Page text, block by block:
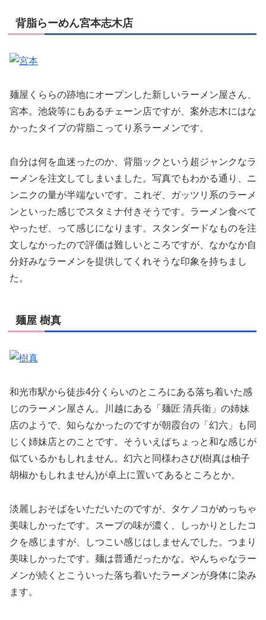
背脂らーめん宮本志木店
麺屋くららの跡地にオープンした新しいラーメン屋さん、
宮本。池袋等にもあるチェーン店ですが、案外志木にはな
かったタイプの背脂こってり系ラーメンです。
自分は何を血迷ったのか、背脂ックという超ジャンクなラ
ーメンを注文してしまいました。写真でもわかる通り、ニ
ンニクの量が半端ないです。これぞ、ガッツリ系のラーメ
ンといった感じでスタミナ付きそうです。ラーメン食べて
やったぜ、って感じになります。スタンダードなものを注
文しなかったので評価は難しいところですが、なかなか自
分好みなラーメンを提供してくれそうな印象を持ちまし
た。
麺屋 樹真
和光市駅から徒歩4分くらいのところにある落ち着いた感
じのラーメン屋さん。川越にある「麺匠 清兵衞」の姉妹
店のようで、知らなかったのですが朝霞台の「幻六」も同
じく姉妹店とのことです。そういえばちょっと和な感じが
似ているかもしれません。幻六と同様わさび(樹真は柚子
胡椒かもしれません)が卓上に置いてあるところとか。
淡麗しおそばをいただいたのですが、タケノコがめっちゃ
美味しかったです。スープの味が濃く、しっかりとしたコ
クを感じますが、しつこい感じはしませんでした。つまり
美味しかったです。麺は普通だったかな。やんちゃなラー
メンが続くとこういった落ち着いたラーメンが身体に染み
ます。